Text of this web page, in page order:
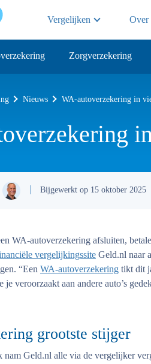
Vergelijken Over
Zorgverzekering
Nieuws WA-autoverzekering in
Bijgewerkt op 15 oktober 2025
WA-autoverzekering afsluiten,
vergelijkingssite Geld.nl naar
“Een WA-autoverzekering tikt dit
je veroorzaakt aan andere auto’s
grootste stijger
nam Geld.nl alle via de vergelijker